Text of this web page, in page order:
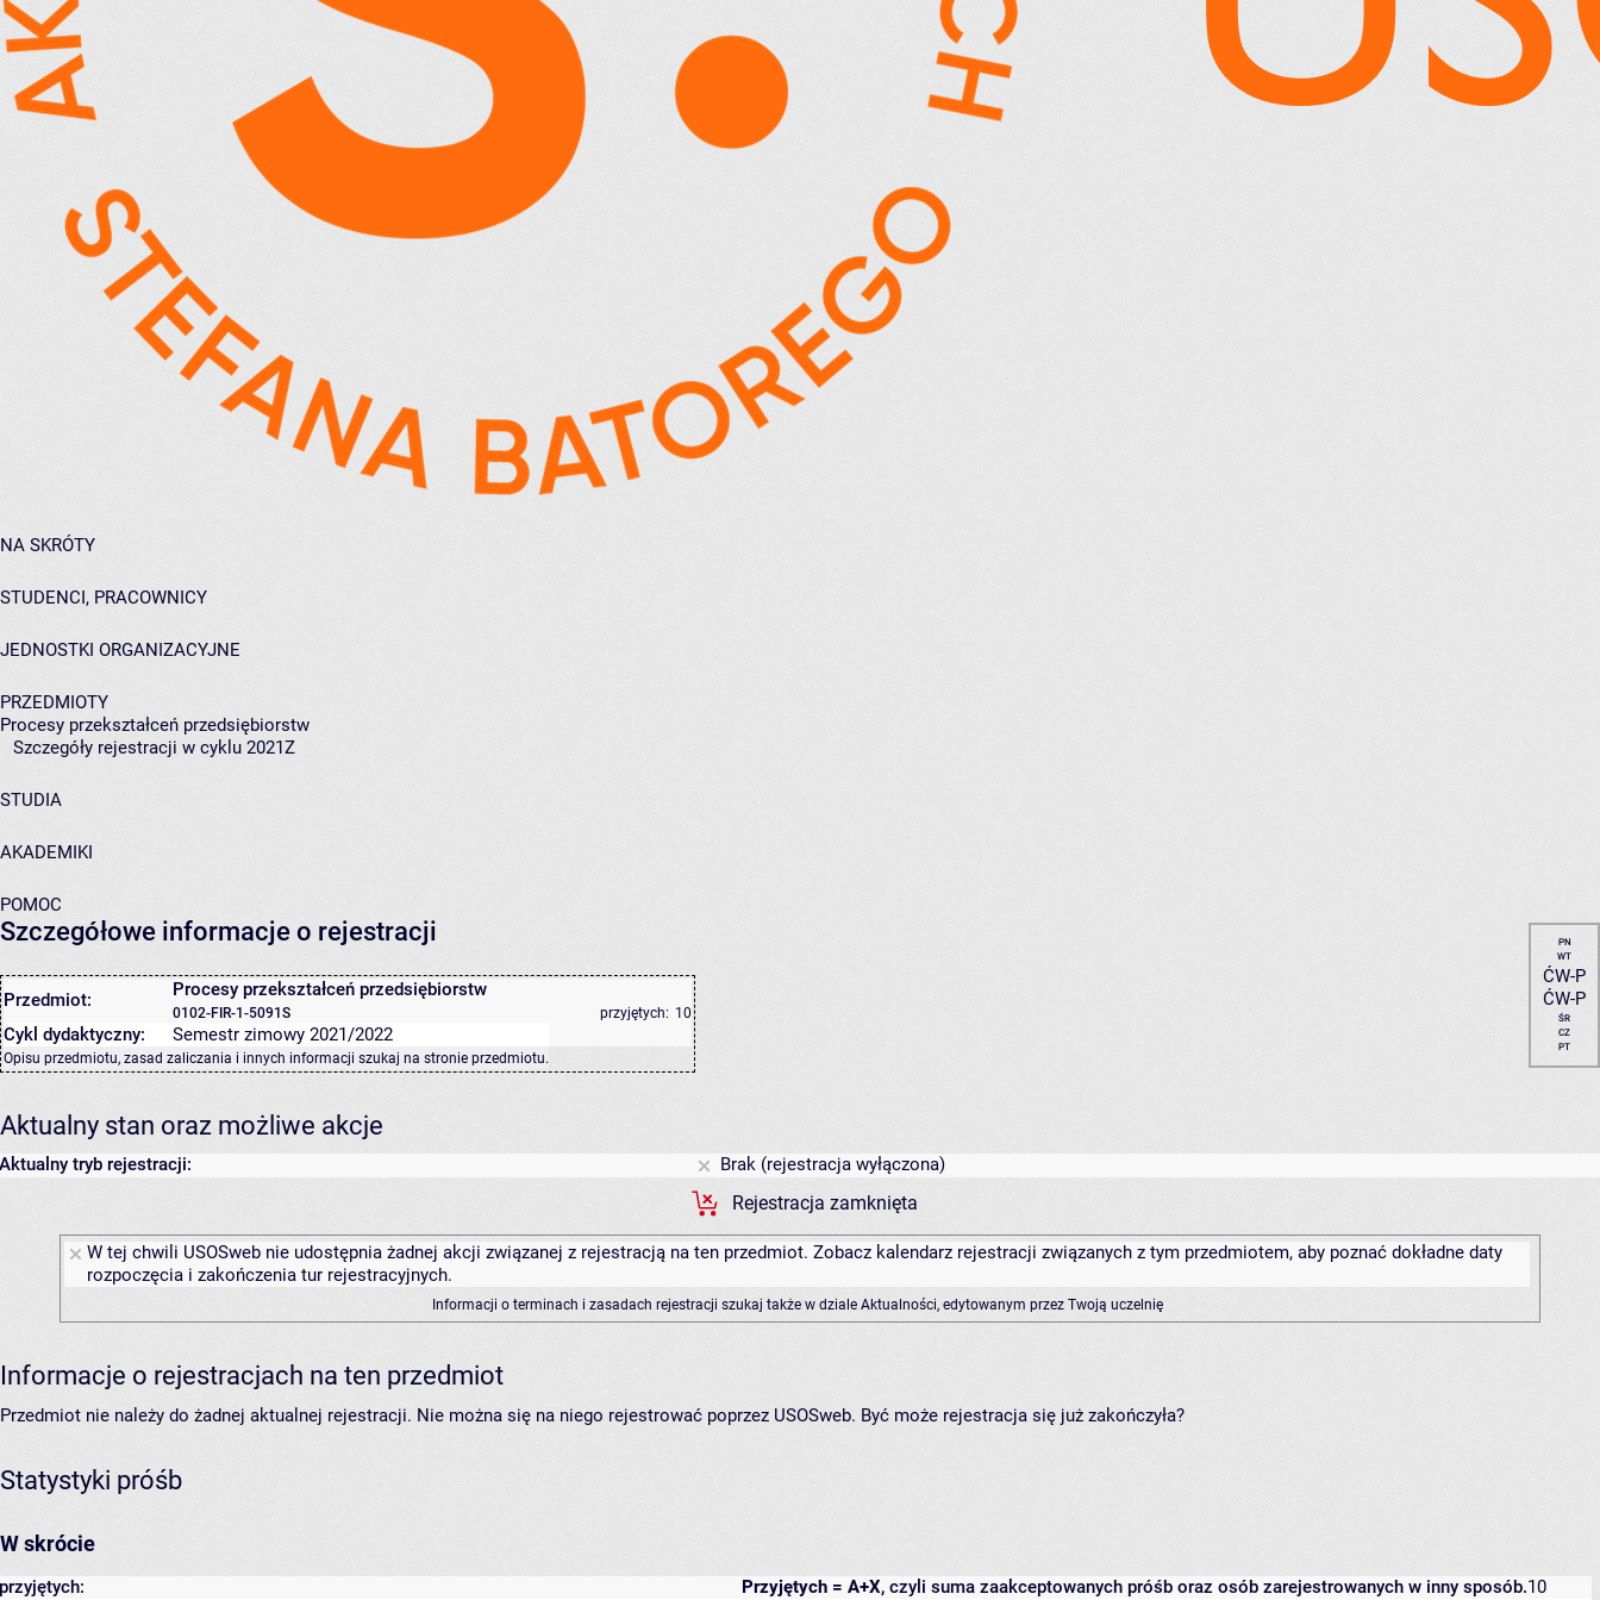
NA SKRÓTY
STUDENCI, PRACOWNICY
JEDNOSTKI ORGANIZACYJNE
PRZEDMIOTY
Procesy przekształceń przedsiębiorstw
Szczegóły rejestracji w cyklu 2021Z
STUDIA
AKADEMIKI
POMOC
Szczegółowe informacje o rejestracji
Przedmiot: Procesy przekształceń przedsiębiorstw
0102-FIR-1-5091S przyjętych: 10
Cykl dydaktyczny: Semestr zimowy 2021/2022
Opisu przedmiotu, zasad zaliczania i innych informacji szukaj na stronie przedmiotu.
PN
WT
ĆW-P
ĆW-P
ŚR
CZ
PT
Aktualny stan oraz możliwe akcje
Aktualny tryb rejestracji:
Brak (rejestracja wyłączona)
Rejestracja zamknięta
W tej chwili USOSweb nie udostępnia żadnej akcji związanej z rejestracją na ten przedmiot. Zobacz kalendarz rejestracji związanych z tym przedmiotem, aby poznać dokładne daty
rozpoczęcia i zakończenia tur rejestracyjnych.
Informacji o terminach i zasadach rejestracji szukaj także w dziale Aktualności, edytowanym przez Twoją uczelnię
Informacje o rejestracjach na ten przedmiot
Przedmiot nie należy do żadnej aktualnej rejestracji. Nie można się na niego rejestrować poprzez USOSweb. Być może rejestracja się już zakończyła?
Statystyki próśb
W skrócie
Przyjętych = A+X, czyli suma zaakceptowanych próśb oraz osób zarejestrowanych w inny sposób.
przyjętych:
10